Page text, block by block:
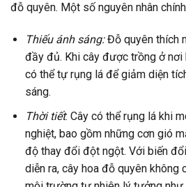
đỗ quyên. Một số nguyên nhân
Thiếu ánh sáng:Đỗ quyên thích
đầy đủ. Khi cây được trồng ở nơi
có thể tự rụng lá để giảm diện
sáng.
Thời tiết: Cây có thể rụng lá khi
nghiệt, bao gồm những cơn gió
độ thay đổi đột ngột. Với biến
diễn ra, cây hoa đỗ quyên